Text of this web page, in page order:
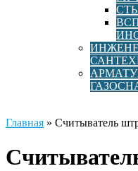
Главная » Считыватель